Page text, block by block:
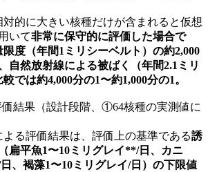
的に大きい核種だけが含まれると仮想
いて非常に保守的に評価した場合で
度（年間1ミリシーベルト）の約2,000
自然放射線による被ばく（年間2.1ミリ
では約4,000分の1〜約1,000分の1。
結果（設計段階、①64核種の実測値に
る評価結果は、評価上の基準である誘
扁平魚1〜10ミリグレイ**/日、カニ
、褐藻1〜10ミリグレイ/日）の下限値